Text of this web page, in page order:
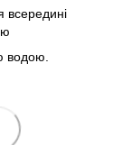
всередині
водою.